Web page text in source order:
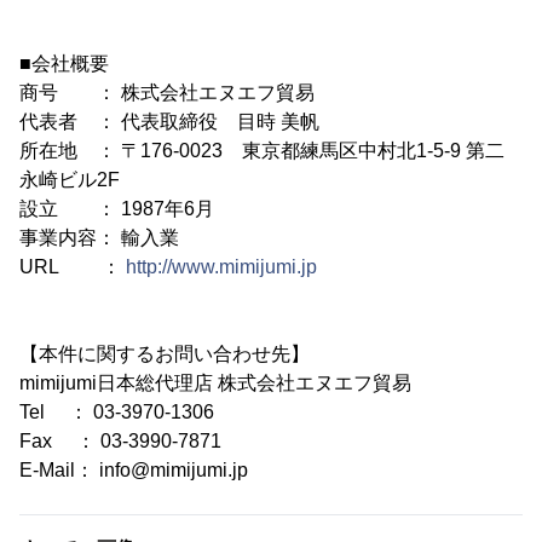
■会社概要
商号 ： 株式会社エヌエフ貿易
代表者 ： 代表取締役 目時 美帆
所在地 ： 〒176-0023 東京都練馬区中村北1-5-9 第二
永崎ビル2F
設立 ： 1987年6月
事業内容： 輸入業
URL ：
http://www.mimijumi.jp
【本件に関するお問い合わせ先】
mimijumi日本総代理店 株式会社エヌエフ貿易
Tel ： 03-3970-1306
Fax ： 03-3990-7871
E-Mail： info@mimijumi.jp